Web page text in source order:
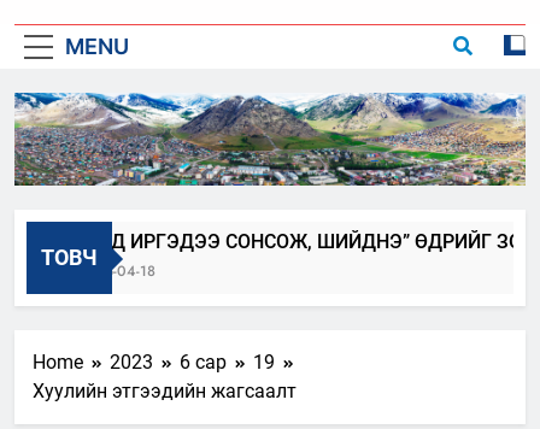
MENU
ТОВЧ
“БИД ИРГЭДЭЭ СОНСОЖ, ШИЙДНЭ” ӨДРИЙГ
2025-04-18
Home 2023 6 сар
19
Хуулийн этгээдийн жагсаалт